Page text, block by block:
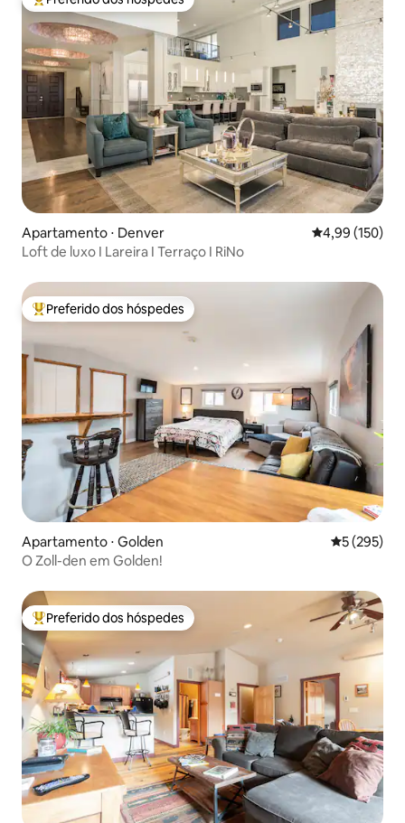
Entre os melhores preferidos dos hóspedes
Apartamento ⋅ Denver 4,99 de uma
4,99 (150)
Loft de luxo I Lareira I Terraço I RiNo
Entre os melhores preferidos dos hóspedes
Preferido dos hóspedes
Apartamento ⋅ Golden 5 de uma
5 (295)
O Zoll-den em Golden!
Entre os melhores preferidos dos hóspedes
Preferido dos hóspedes